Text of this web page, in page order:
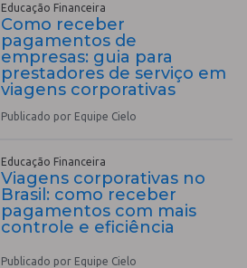
Educação Financeira
Como receber
pagamentos de
empresas: guia para
prestadores de serviço em
viagens corporativas
Publicado por Equipe Cielo
Educação Financeira
Viagens corporativas no
Brasil: como receber
pagamentos com mais
controle e eficiência
Publicado por Equipe Cielo